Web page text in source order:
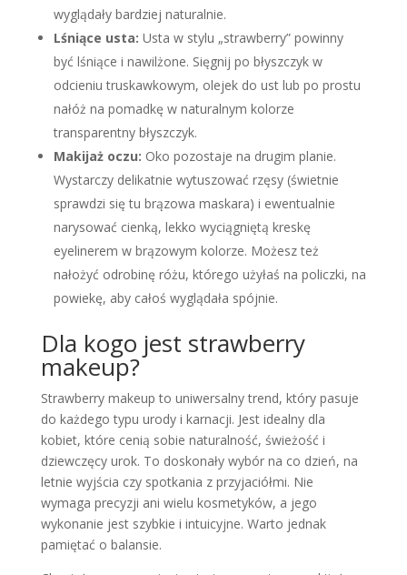
wyglądały bardziej naturalnie.
Lśniące usta: Usta w stylu „strawberry” powinny
być lśniące i nawilżone. Sięgnij po błyszczyk w
odcieniu truskawkowym, olejek do ust lub po prostu
nałóż na pomadkę w naturalnym kolorze
transparentny błyszczyk.
Makijaż oczu: Oko pozostaje na drugim planie.
Wystarczy delikatnie wytuszować rzęsy (świetnie
sprawdzi się tu brązowa maskara) i ewentualnie
narysować cienką, lekko wyciągniętą kreskę
eyelinerem w brązowym kolorze. Możesz też
nałożyć odrobinę różu, którego użyłaś na policzki, na
powiekę, aby całoś wyglądała spójnie.
Dla kogo jest strawberry
makeup?
Strawberry makeup to uniwersalny trend, który pasuje
do każdego typu urody i karnacji. Jest idealny dla
kobiet, które cenią sobie naturalność, świeżość i
dziewczęcy urok. To doskonały wybór na co dzień, na
letnie wyjścia czy spotkania z przyjaciółmi. Nie
wymaga precyzji ani wielu kosmetyków, a jego
wykonanie jest szybkie i intuicyjne. Warto jednak
pamiętać o balansie.